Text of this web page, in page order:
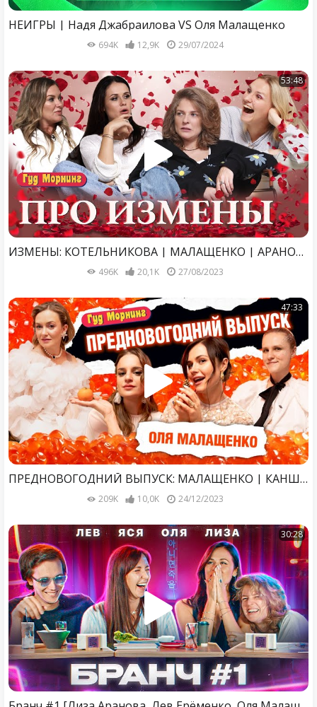
НЕИГРЫ | Надя Джабраилова VS Оля Малащенко
694K 12,9K 29/07/2024
53:48
ИЗМЕНЫ: КОТЕЛЬНИКОВА | МАЛАЩЕНКО | АРАНОВА | ГРИШЕЧКИНА
496K 20,1K 27/08/2023
47:33
ПРЕДНОВОГОДНИЙ ВЫПУСК: МАЛАЩЕНКО | КАНШИНА | КОТЕЛЬНИКОВА | ГРИШЕЧКИНА
209K 10,0K 24/12/2023
30:28